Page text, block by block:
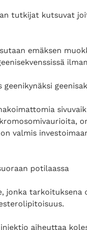
tutkijat kutsuvat
emäksen
valmis
potilaassa
jonka tarkoituksena
aiheuttaa